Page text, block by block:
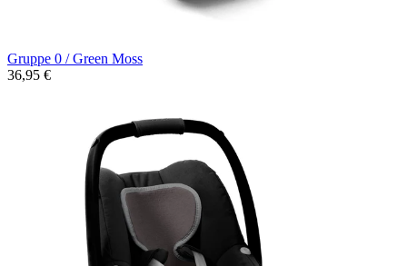
Gruppe 0 / Green Moss
36,95 €